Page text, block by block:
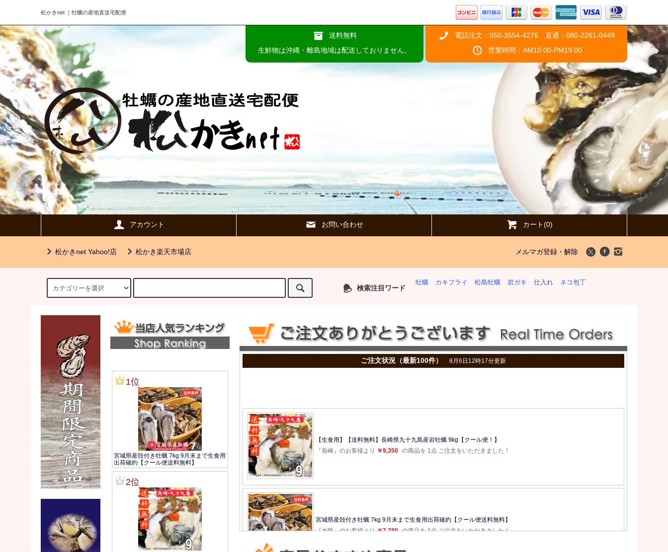
松かきnet ｜牡蠣の産地直送宅配便
送料無料
生鮮物は沖縄・離島地域は配送しておりません。
電話注文：050-3554-4276 直通：080-2261-0449
営業時間：AM10:00-PM19:00
アカウント お問い合わせ カート(0)
松かきnet Yahoo!店 松かき楽天市場店 メルマガ登録・解除
検索注目ワード
牡蠣 カキフライ 松島牡蠣 岩ガキ 仕入れ ネコ包丁